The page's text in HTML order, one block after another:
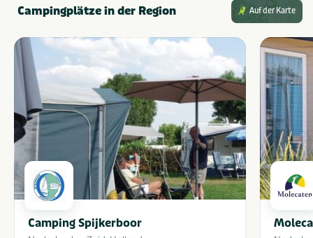
Campingplätze in der Region Auf der Karte
Camping Spijkerboor